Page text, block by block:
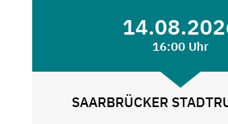
16:00 Uhr
SAARBRÜCKER